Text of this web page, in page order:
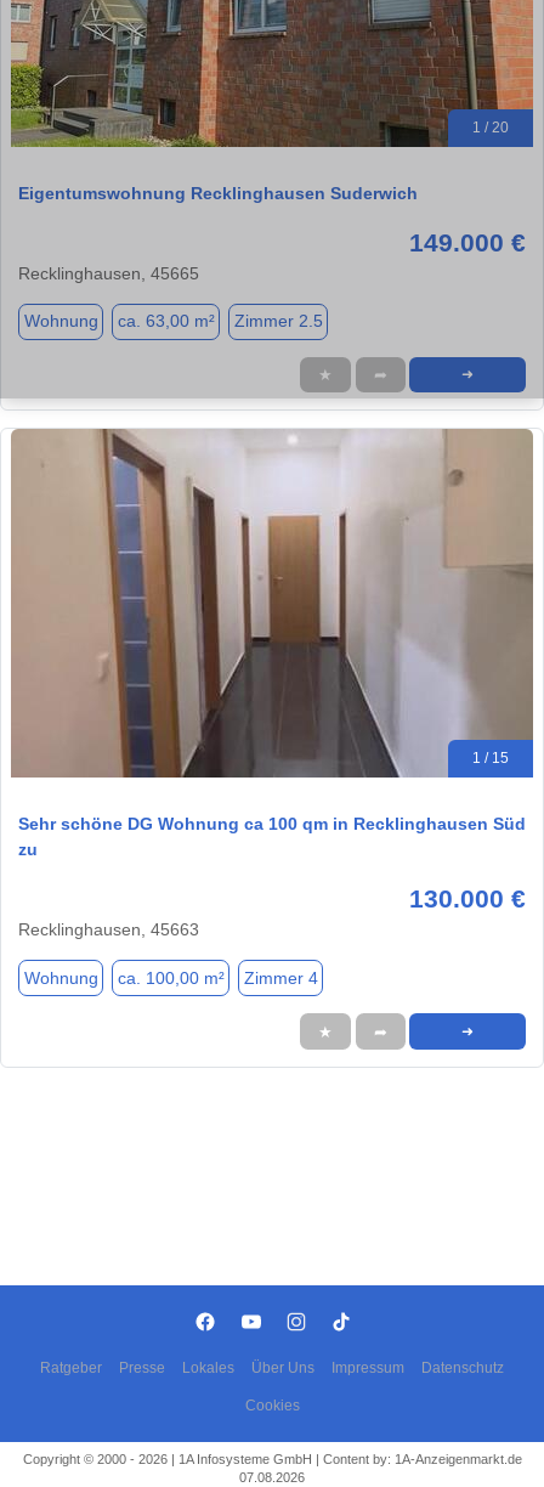
1 / 20
Eigentumswohnung Recklinghausen Suderwich
149.000 €
Recklinghausen, 45665
Wohnung ca. 63,00 m² Zimmer 2.5
★ ➦ ➜
1 / 15
Sehr schöne DG Wohnung ca 100 qm in Recklinghausen Süd
zu
130.000 €
Recklinghausen, 45663
Wohnung ca. 100,00 m² Zimmer 4
★ ➦ ➜
Ratgeber Presse Lokales Über Uns Impressum Datenschutz
Cookies
Copyright © 2000 - 2026 | 1A Infosysteme GmbH | Content by: 1A-Anzeigenmarkt.de
07.08.2026